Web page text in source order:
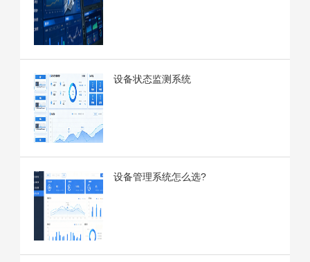
设备状态监测系统
设备管理系统怎么选?